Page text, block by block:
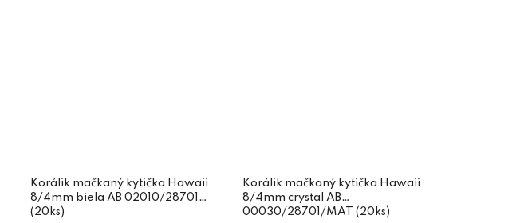
Korálik mačkaný kytička Hawaii
8/4mm biela AB 02010/28701
(20ks)
Korálik mačkaný kytička Hawaii
8/4mm crystal AB
00030/28701/MAT (20ks)